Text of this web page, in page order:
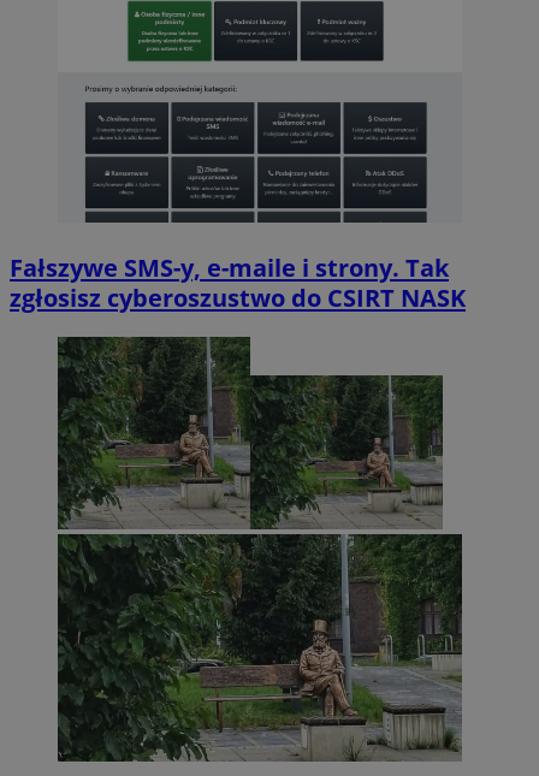
Fałszywe SMS-y, e-maile i strony. Tak
zgłosisz cyberoszustwo do CSIRT NASK